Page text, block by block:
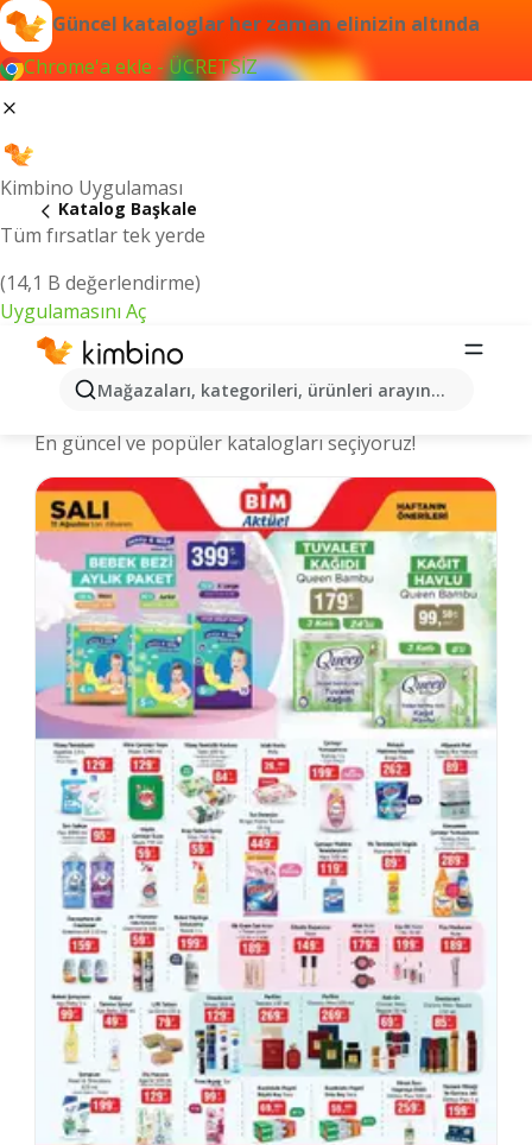
Güncel kataloglar her zaman elinizin altında
Chrome'a ekle - ÜCRETSİZ
Kimbino Uygulaması
Tüm fırsatlar tek yerde
(14,1 B değerlendirme)
Uygulamasını Aç
Mağazaları, kategorileri, ürünleri arayın...
Katalog Başkale
Başkale şehrinde kataloglar ve
En güncel ve popüler katalogları seçiyoruz!